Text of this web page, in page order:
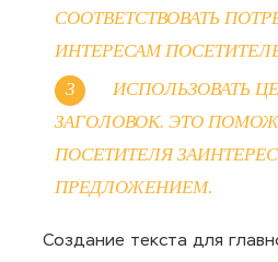
СООТВЕТСТВОВАТЬ
ИНТЕРЕСАМ
ИСПОЛЬЗОВАТЬ
ЗАГОЛОВОК. ЭТО
ПОСЕТИТЕЛЯ
ПРЕДЛОЖЕНИЕМ.
Создание текста для